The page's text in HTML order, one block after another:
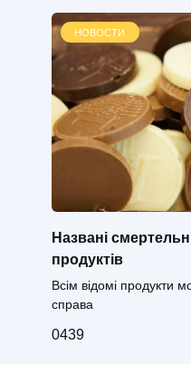
НОВОСТИ
Названі
продуктів
Всім відомі продукти
справа
0439